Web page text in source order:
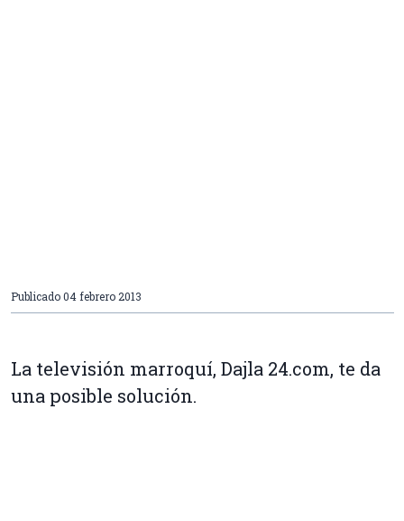
Publicado04 febrero 2013
La televisión marroquí, Dajla 24.com, te da
una posible solución.